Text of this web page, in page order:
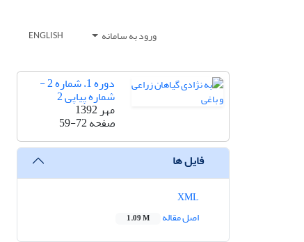
ورود به سامانه ENGLISH
دوره 1، شماره 2 -
شماره پیاپی 2
مهر 1392
صفحه59-72
فایل ها
اصل مقاله
1.09 M